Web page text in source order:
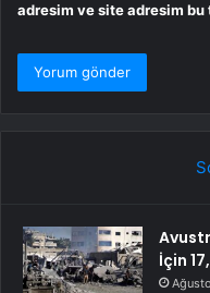
adresim ve site adresim bu
İçin